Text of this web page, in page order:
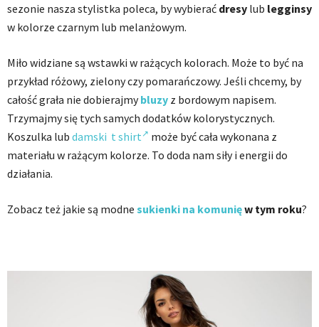
sezonie nasza stylistka poleca, by wybierać dresy lub legginsy
w kolorze czarnym lub melanżowym.
Miło widziane są wstawki w rażących kolorach. Może to być na
przykład różowy, zielony czy pomarańczowy. Jeśli chcemy, by
całość grała nie dobierajmybluzy z bordowym napisem.
Trzymajmy się tych samych dodatków kolorystycznych.
Koszulka lub damski t shirt
może być cała wykonana z
materiału w rażącym kolorze. To doda nam siły i energii do
działania.
Zobacz też jakie są modne sukienki na komunięw tym roku?